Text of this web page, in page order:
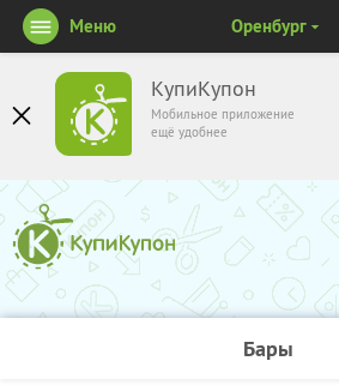
КупиКупон
Мобильное приложение
ещё удобнее
Меню Оренбург
Бары